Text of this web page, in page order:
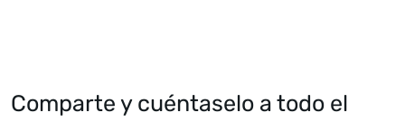
Comparte y cuéntaselo a todo el